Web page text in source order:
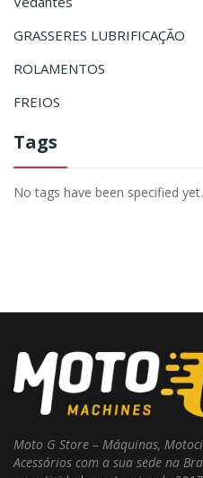
GRASSERES LUBRIFICAÇÃO
ROLAMENTOS
FREIOS
Tags
No tags have been specified yet.
Moto G Store – Máquinas,
Acessórios com a sua sede na